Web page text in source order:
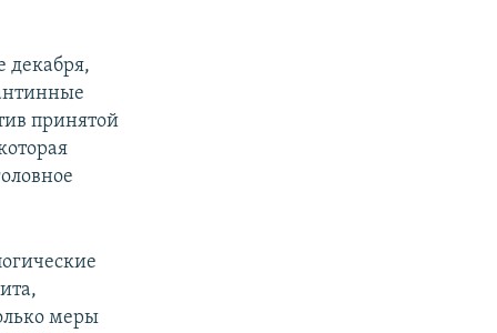
декабря,
принятой
меры